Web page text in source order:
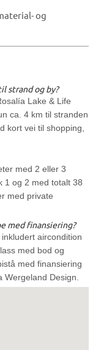
og
strand og by?
Lake & Life
ca. 4 km til stranden
kort vei til shopping,
med 2 eller 3
1 og 2 med totalt 38
med private
med finansiering?
aircondition
med bod og
med finansiering
Design.